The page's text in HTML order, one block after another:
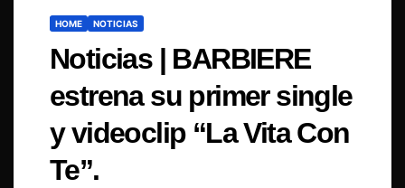
HOME NOTICIAS
Noticias | BARBIERE
estrena su primer single
y videoclip “La Vita Con
Te”.